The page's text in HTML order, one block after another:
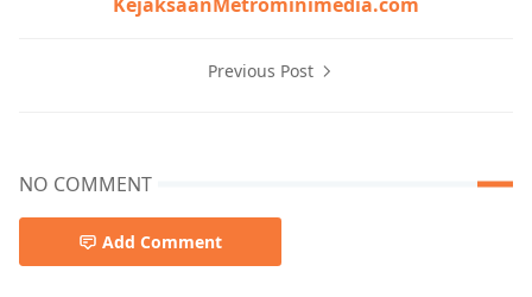
Previous Post
NO COMMENT
Add Comment